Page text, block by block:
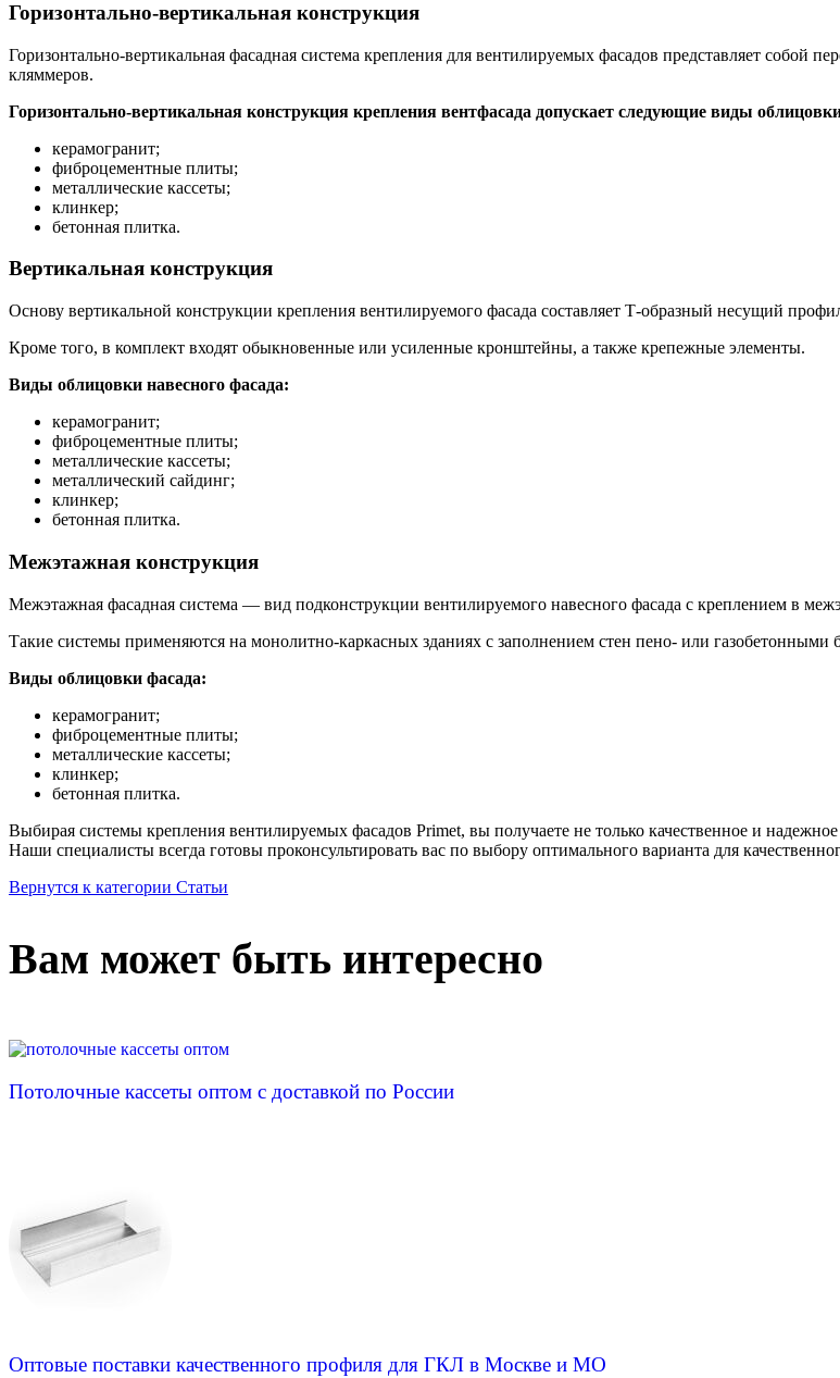
Горизонтально-вертикальная конструкция
Горизонтально-вертикальная фасадная система крепления для вентилируемых фасадов представляет собой
кляммеров.
Горизонтально-вертикальная конструкция крепления вентфасада допускает следующие виды
керамогранит;
фиброцементные плиты;
металлические кассеты;
клинкер;
бетонная плитка.
Вертикальная конструкция
Основу вертикальной конструкции крепления вентилируемого фасада составляет Т-образный несущий
Кроме того, в комплект входят обыкновенные или усиленные кронштейны, а также крепежные элементы.
Виды облицовки навесного фасада:
керамогранит;
фиброцементные плиты;
металлические кассеты;
металлический сайдинг;
клинкер;
бетонная плитка.
Межэтажная конструкция
Межэтажная фасадная система — вид подконструкции вентилируемого навесного фасада с креплением в
Такие системы применяются на монолитно-каркасных зданиях с заполнением стен пено- или газобетонными
Виды облицовки фасада:
керамогранит;
фиброцементные плиты;
металлические кассеты;
клинкер;
бетонная плитка.
Выбирая системы крепления вентилируемых фасадов Primet, вы получаете не только качественное и
Наши специалисты всегда готовы проконсультировать вас по выбору оптимального варианта для
Вернутся к категории Статьи
Вам может быть интересно
Потолочные кассеты оптом с доставкой по России
Оптовые поставки качественного профиля для ГКЛ в Москве и МО